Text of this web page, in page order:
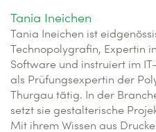
Tania Ineichen
Tania Ineichen ist
Technopolygrafin, Expertin
Software und instruiert im
als Prüfungsexpertin der
Thurgau tätig. In der
setzt sie gestalterische
Mit ihrem Wissen aus